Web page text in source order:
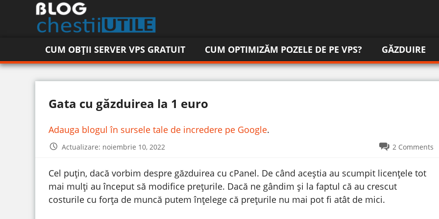
CUM OBȚII SERVER VPS GRATUIT CUM OPTIMIZĂM POZELE DE PE VPS? GĂZDUIRE
Gata cu găzduirea la 1 euro
Adauga blogul în sursele tale de incredere pe Google.
Actualizare: noiembrie 10, 2022 2 Comments
Cel puțin, dacă vorbim despre găzduirea cu cPanel. De când aceștia au scumpit licențele tot
mai mulți au început să modifice prețurile. Dacă ne gândim și la faptul că au crescut
costurile cu forța de muncă putem înțelege că prețurile nu mai pot fi atât de mici.